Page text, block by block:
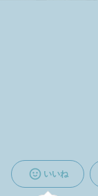
いいね